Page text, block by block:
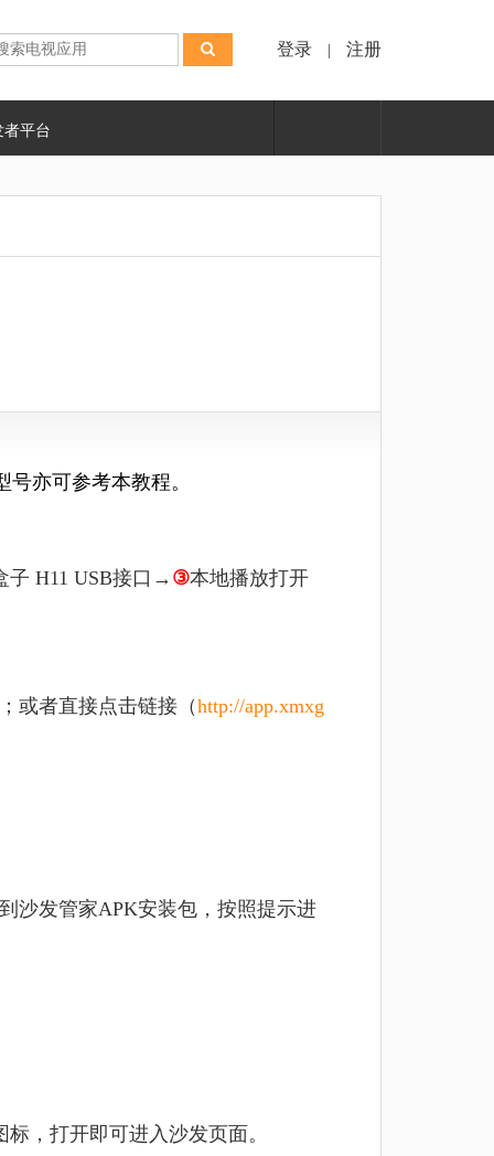
登录 注册
者平台
号亦可参考本教程。
子 H11 USB接口→③本地播放打开
或者直接点击链接（http://app.xmxg
沙发管家APK安装包，按照提示进
，打开即可进入沙发页面。